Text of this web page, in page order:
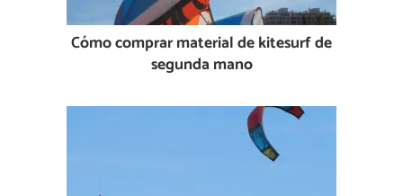
Cómo comprar material de kitesurf de
segunda mano